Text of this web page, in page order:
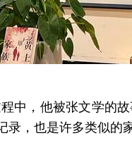
中，他被张文学的
，也是许多类似的